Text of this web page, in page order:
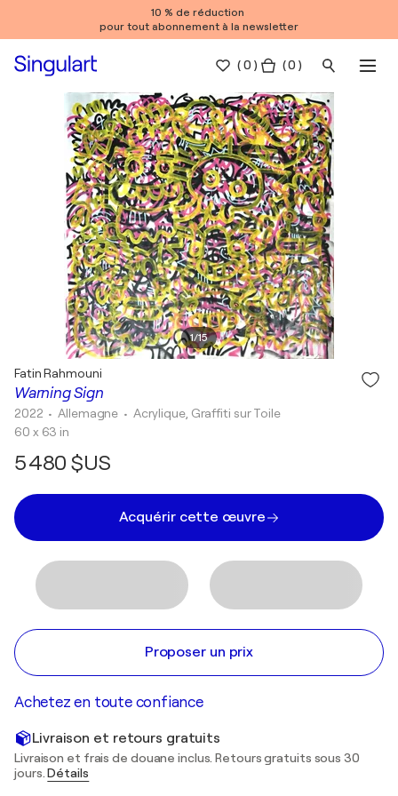
10 % de réduction
pour tout abonnement à la newsletter
(0 ) ( 0 )
1/15
Warning Sign
Fatin Rahmouni
2022 • Allemagne • Acrylique, Graffiti sur Toile
60 x 63 in
5 480 $US
Acquérir cette œuvre
Proposer un prix
Achetez en toute confiance
Livraison et retours gratuits
Livraison et frais de douane inclus. Retours gratuits sous 30
jours.Détails